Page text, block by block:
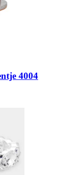
4004